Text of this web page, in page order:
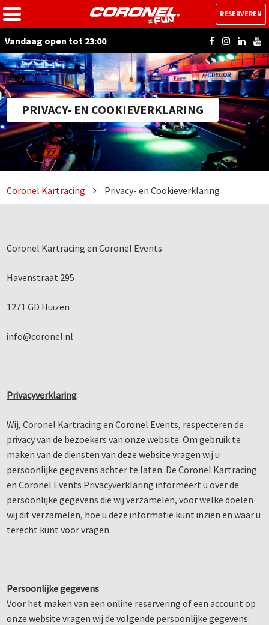
Vandaag open tot 23:00
RESERVEREN
PRIVACY- EN COOKIEVERKLARING
Coronel Kartracing Privacy- en Cookieverklaring
Coronel Kartracing en Coronel Events
Havenstraat 295
1271 GD Huizen
info@coronel.nl
Privacyverklaring
Wij, Coronel Kartracing en Coronel Events, respecteren de
privacy van de bezoekers van onze website. Om gebruik te
maken van de diensten van deze website vragen wij u
persoonlijke gegevens achter te laten. De Coronel Kartracing
en Coronel Events Privacyverklaring informeert u over de
persoonlijke gegevens die wij verzamelen, voor welke doelen
wij dit verzamelen, hoe u deze informatie kunt inzien en waar u
terecht kunt voor vragen.
Persoonlijkegegevens
Voor het maken van een online reservering of een account op
onze website vragen wij de volgende persoonlijke gegevens: